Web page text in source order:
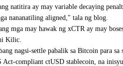
natitira ay may variable decaying
nananatiling aligned," tala ng blog.
mga may hawak ng xCTR ay may
Kilic.
nagsi-settle pabalik sa Bitcoin para
compliant ctUSD stablecoin, na